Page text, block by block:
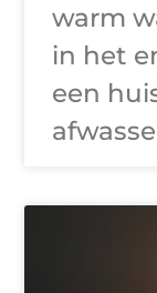
warm
in het
een